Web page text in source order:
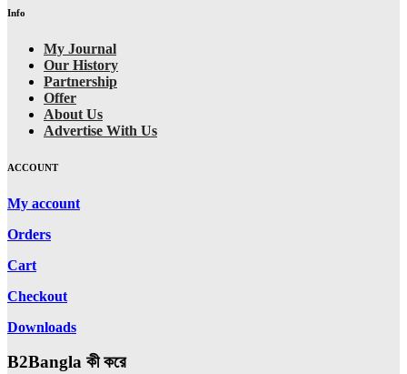
Info
My Journal
Our History
Partnership
Offer
About Us
Advertise With Us
ACCOUNT
My account
Orders
Cart
Checkout
Downloads
B2Bangla কী করে